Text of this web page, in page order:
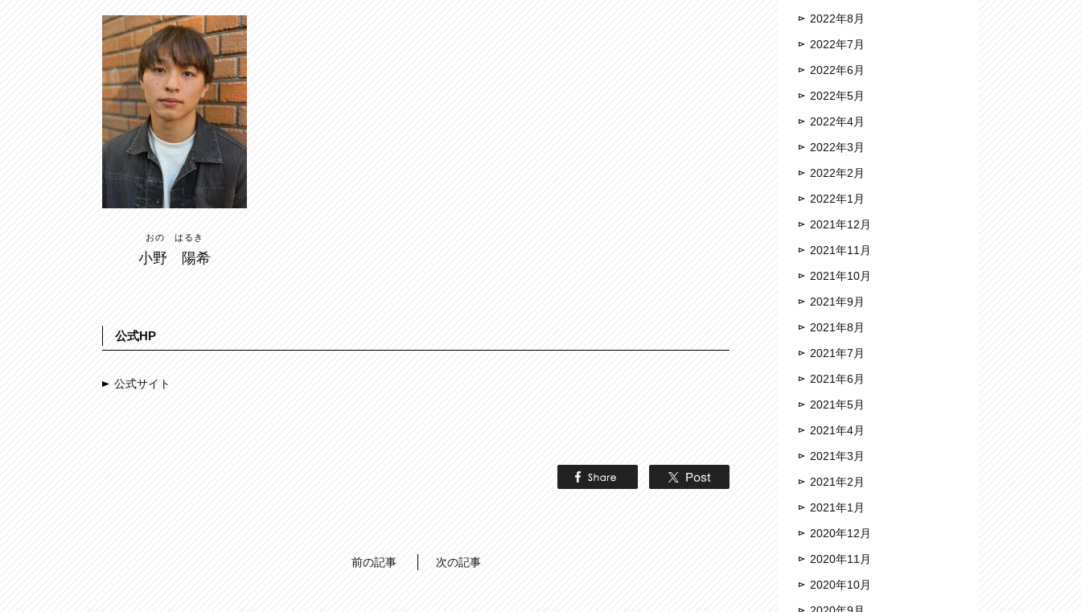
おの はるき
小野 陽希
公式HP
公式サイト
前の記事 次の記事
2022年8月
2022年7月
2022年6月
2022年5月
2022年4月
2022年3月
2022年2月
2022年1月
2021年12月
2021年11月
2021年10月
2021年9月
2021年8月
2021年7月
2021年6月
2021年5月
2021年4月
2021年3月
2021年2月
2021年1月
2020年12月
2020年11月
2020年10月